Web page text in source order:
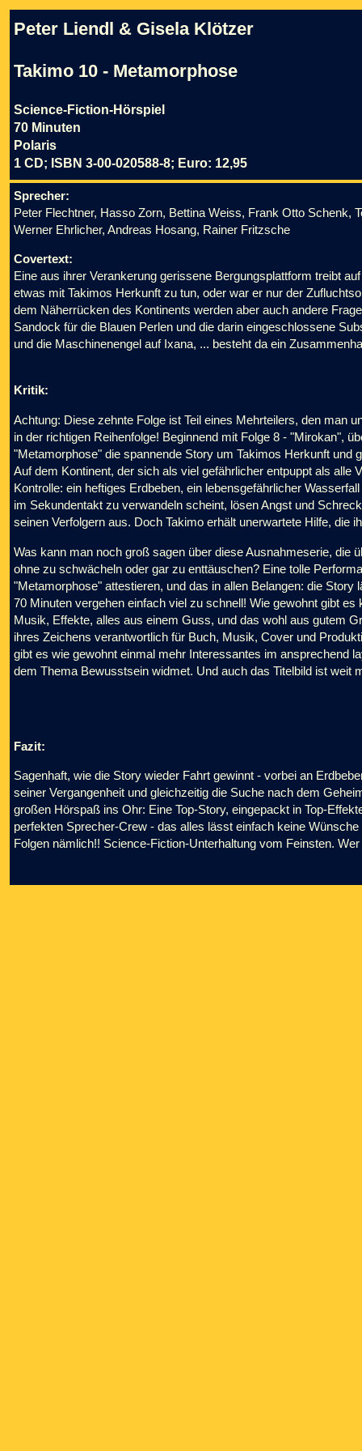
Peter Liendl & Gisela Klötzer
Takimo 10 - Metamorphose
Science-Fiction-Hörspiel
70 Minuten
Polaris
1 CD; ISBN 3-00-020588-8; Euro: 12,95
Sprecher:
Peter Flechtner, Hasso Zorn, Bettina Weiss, Frank Otto Schenk,
Werner Ehrlicher, Andreas Hosang, Rainer Fritzsche
Covertext:
Eine aus ihrer Verankerung gerissene Bergungsplattform treibt
etwas mit Takimos Herkunft zu tun, oder war er nur der
dem Näherrücken des Kontinents werden aber auch andere
Sandock für die Blauen Perlen und die darin eingeschlossene
und die Maschinenengel auf Ixana, ... besteht da ein
Kritik:
Achtung: Diese zehnte Folge ist Teil eines Mehrteilers, den man
in der richtigen Reihenfolge! Beginnend mit Folge 8 - "Mirokan",
"Metamorphose" die spannende Story um Takimos Herkunft und
Auf dem Kontinent, der sich als viel gefährlicher entpuppt als alle
Kontrolle: ein heftiges Erdbeben, ein lebensgefährlicher
im Sekundentakt zu verwandeln scheint, lösen Angst und
seinen Verfolgern aus. Doch Takimo erhält unerwartete Hilfe, die
Was kann man noch groß sagen über diese Ausnahmeserie, die
ohne zu schwächeln oder gar zu enttäuschen? Eine tolle
"Metamorphose" attestieren, und das in allen Belangen: die
70 Minuten vergehen einfach viel zu schnell! Wie gewohnt gibt
Musik, Effekte, alles aus einem Guss, und das wohl aus gutem
ihres Zeichens verantwortlich für Buch, Musik, Cover und
gibt es wie gewohnt einmal mehr Interessantes im ansprechend
dem Thema Bewusstsein widmet. Und auch das Titelbild ist weit
Fazit:
Sagenhaft, wie die Story wieder Fahrt gewinnt - vorbei an
seiner Vergangenheit und gleichzeitig die Suche nach dem
großen Hörspaß ins Ohr: Eine Top-Story, eingepackt in Top-
perfekten Sprecher-Crew - das alles lässt einfach keine
Folgen nämlich!! Science-Fiction-Unterhaltung vom Feinsten.